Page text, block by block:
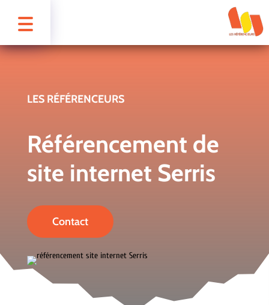
LES RÉFÉRENCEURS
Référencement de
site internet Serris
Contact